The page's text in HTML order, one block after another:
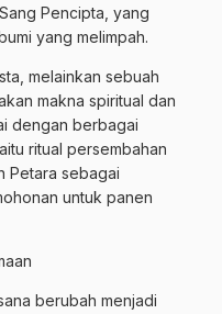
Pencipta, yang
yang melimpah.
melainkan sebuah
makna spiritual dan
dengan berbagai
ritual persembahan
Petara sebagai
untuk panen
berubah menjadi